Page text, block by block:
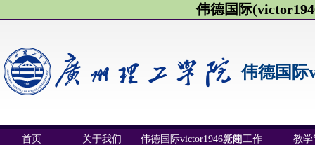
伟德国际
伟德国际
首页 关于我们 伟德国际victor1946新闻党建工作 教学